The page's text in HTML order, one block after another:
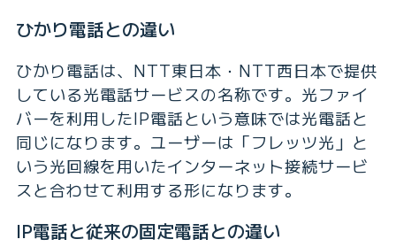
ひかり電話との違い
ひかり電話は、NTT東日本・NTT西日本で提供
している光電話サービスの名称です。光ファイ
バーを利用したIP電話という意味では光電話と
同じになります。ユーザーは「フレッツ光」と
いう光回線を用いたインターネット接続サービ
スと合わせて利用する形になります。
IP電話と従来の固定電話との違い